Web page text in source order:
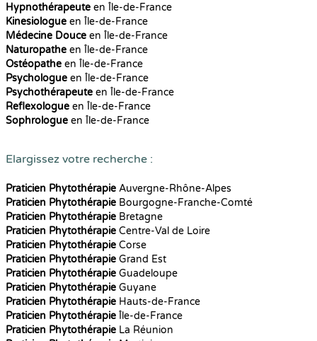
Hypnothérapeute en Île-de-France
Kinesiologue en Île-de-France
Médecine Douce en Île-de-France
Naturopathe en Île-de-France
Ostéopathe en Île-de-France
Psychologue en Île-de-France
Psychothérapeute en Île-de-France
Reflexologue en Île-de-France
Sophrologue en Île-de-France
Elargissez votre recherche :
Praticien Phytothérapie Auvergne-Rhône-Alpes
Praticien Phytothérapie Bourgogne-Franche-Comté
Praticien Phytothérapie Bretagne
Praticien Phytothérapie Centre-Val de Loire
Praticien Phytothérapie Corse
Praticien Phytothérapie Grand Est
Praticien Phytothérapie Guadeloupe
Praticien Phytothérapie Guyane
Praticien Phytothérapie Hauts-de-France
Praticien Phytothérapie Île-de-France
Praticien Phytothérapie La Réunion